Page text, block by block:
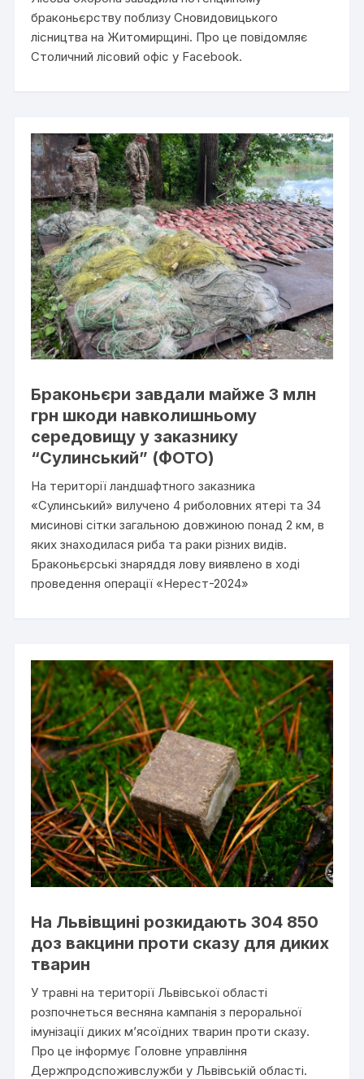
браконьєрству поблизу Сновидовицького
лісництва на Житомирщині. Про це повідомляє
Столичний лісовий офіс у Facebook.
Браконьєри завдали майже 3 млн
грн шкоди навколишньому
середовищу у заказнику
“Сулинський” (ФОТО)
На території ландшафтного заказника
«Сулинський» вилучено 4 риболовних ятері та 34
мисинові сітки загальною довжиною понад 2 км, в
яких знаходилася риба та раки різних видів.
Браконьєрські знаряддя лову виявлено в ході
проведення операції «Нерест-2024»
На Львівщині розкидають 304 850
доз вакцини проти сказу для диких
тварин
У травні на території Львівської області
розпочнеться весняна кампанія з пероральної
імунізації диких м’ясоїдних тварин проти сказу.
Про це інформує Головне управління
Держпродспоживслужби у Львівській області.